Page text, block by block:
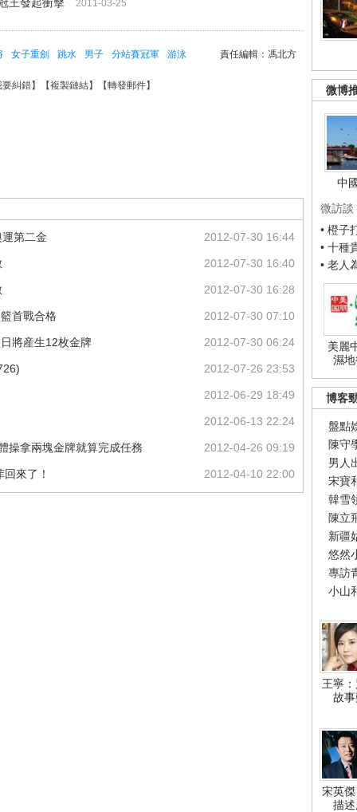
微博
中
微訪談
• 橙子
• 十種
• 老人
美麗
濕
博客
盤點
陳守
男人
宋寶
韓雪
陳立
新疆
悠然
專訪
小山
王寧
故
宋英
描
2011-03-25
責任編輯：馮北方
女子重劍 跳水 男子 分站賽冠軍 游泳
要糾錯】【複製鏈結】【轉發郵件】
2012-07-30 16:44
第二金
2012-07-30 16:40
2012-07-30 16:28
2012-07-30 07:10
首戰合格
2012-07-30 06:24
將産生12枚金牌
2012-07-26 23:53
2012-06-29 18:49
2012-06-13 22:24
2012-04-26 09:19
操拿兩塊金牌就算完成任務
2012-04-10 22:00
來了！